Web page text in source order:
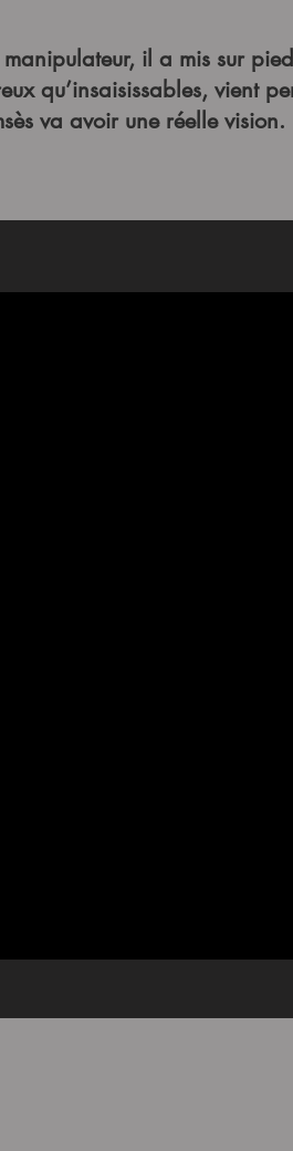
il a mis sur
qu’insaisissables, vient
va avoir une réelle vision.